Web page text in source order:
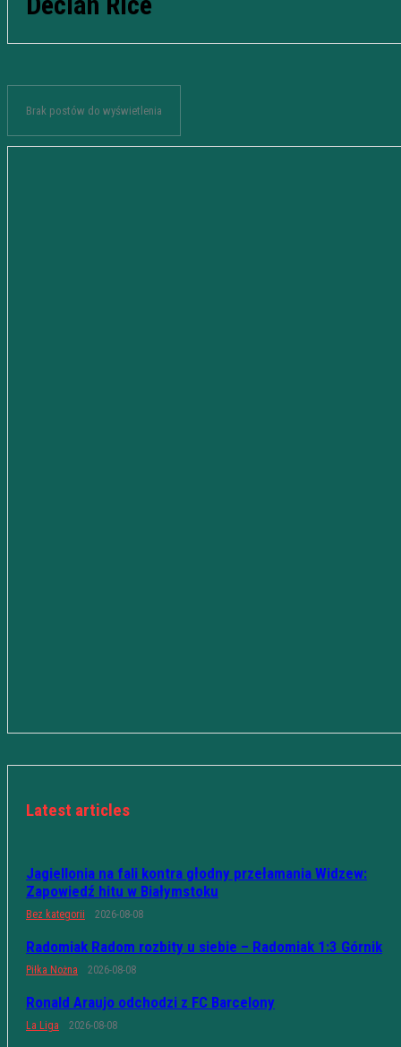
Brak postów do wyświetlenia
Latest articles
Jagiellonia na fali kontra głodny przełamania Widzew:
Zapowiedź hitu w Białymstoku
Bez kategorii 2026-08-08
Radomiak Radom rozbity u siebie – Radomiak 1:3 Górnik
Piłka Nożna 2026-08-08
Ronald Araujo odchodzi z FC Barcelony
La Liga 2026-08-08